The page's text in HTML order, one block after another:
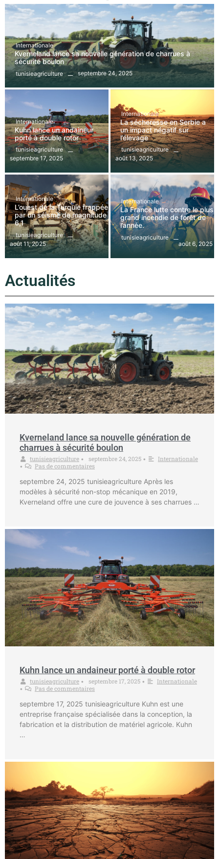
Internationale
Kverneland lance sa nouvelle génération de charrues à
sécurité boulon
tunisieagriculture septembre 24, 2025
Internationale
Kuhn lance un andaineur
porté à double rotor
tunisieagriculture
septembre 17, 2025
Internationale
La sécheresse en Serbie a
un impact négatif sur
l’élevage
tunisieagriculture
août 13, 2025
Internationale
L’ouest de la Turquie frappée
par un séisme de magnitude
6,1
tunisieagriculture
août 11, 2025
Internationale
La France lutte contre le plus
grand incendie de forêt de
l’année.
tunisieagriculture
août 6, 2025
Actualités
Kverneland lance sa nouvelle génération de
charrues à sécurité boulon
tunisieagriculture • septembre 24, 2025 • Internationale
• Pas de commentaires
septembre 24, 2025 tunisieagriculture Après les
modèles à sécurité non-stop mécanique en 2019,
Kverneland offre une cure de jouvence à ses charrues …
Kuhn lance un andaineur porté à double rotor
tunisieagriculture • septembre 17, 2025 • Internationale
• Pas de commentaires
septembre 17, 2025 tunisieagriculture Kuhn est une
entreprise française spécialisée dans la conception, la
fabrication et la distribution de matériel agricole. Kuhn
…